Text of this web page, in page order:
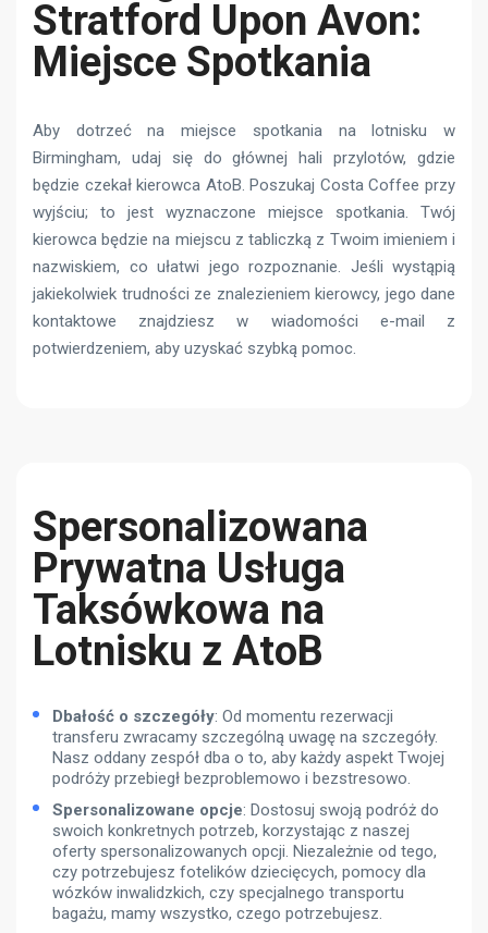
Stratford Upon Avon:
Miejsce Spotkania
Aby dotrzeć na miejsce spotkania na lotnisku w
Birmingham, udaj się do głównej hali przylotów, gdzie
będzie czekał kierowca AtoB. Poszukaj Costa Coffee przy
wyjściu; to jest wyznaczone miejsce spotkania. Twój
kierowca będzie na miejscu z tabliczką z Twoim imieniem i
nazwiskiem, co ułatwi jego rozpoznanie. Jeśli wystąpią
jakiekolwiek trudności ze znalezieniem kierowcy, jego dane
kontaktowe znajdziesz w wiadomości e-mail z
potwierdzeniem, aby uzyskać szybką pomoc.
Spersonalizowana
Prywatna Usługa
Taksówkowa na
Lotnisku z AtoB
Dbałość o szczegóły: Od momentu rezerwacji
transferu zwracamy szczególną uwagę na szczegóły.
Nasz oddany zespół dba o to, aby każdy aspekt Twojej
podróży przebiegł bezproblemowo i bezstresowo.
Spersonalizowane opcje: Dostosuj swoją podróż do
swoich konkretnych potrzeb, korzystając z naszej
oferty spersonalizowanych opcji. Niezależnie od tego,
czy potrzebujesz fotelików dziecięcych, pomocy dla
wózków inwalidzkich, czy specjalnego transportu
bagażu, mamy wszystko, czego potrzebujesz.